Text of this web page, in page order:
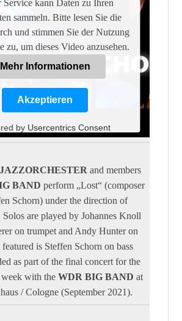
Service kann Daten zu Ihren
sammeln. Bitte lesen Sie die
und stimmen Sie der Nutzung
zu, um dieses Video anzusehen.
Mehr Informationen
Akzeptieren
by Usercentrics Consent
Management Platform
and members
BAND perform „Lost“ (composer
Schorn) under the direction of
Solos are played by Johannes Knoll
on trumpet and Andy Hunter on
is Steffen Schorn on bass
as part of the final concert for the
with theWDR BIG BAND at
/ Cologne (September 2021).